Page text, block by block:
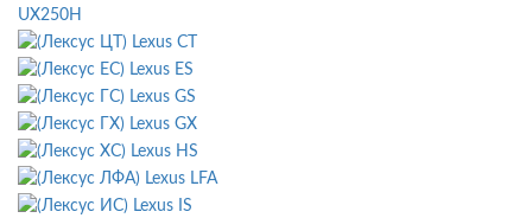
UX250H
Lexus CT
Lexus ES
Lexus GS
Lexus GX
Lexus HS
Lexus LFA
Lexus IS